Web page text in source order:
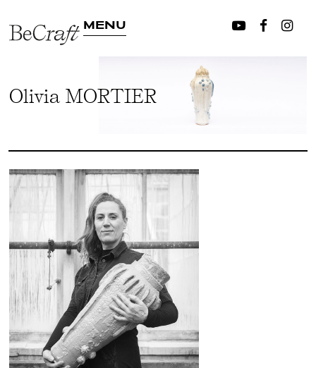
MENU
Olivia MORTIER